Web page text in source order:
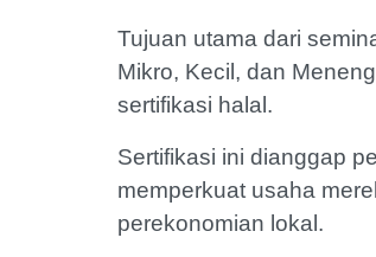
Tujuan utama dari
Mikro, Kecil, dan
sertifikasi halal.
Sertifikasi ini dianggap
memperkuat usaha
perekonomian lokal.